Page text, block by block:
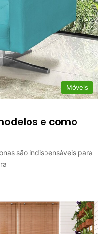
Móveis
e como
são indispensáveis para